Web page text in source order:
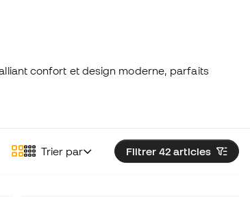
confort et design moderne, parfaits
Filtrer 42 articles
Trier par